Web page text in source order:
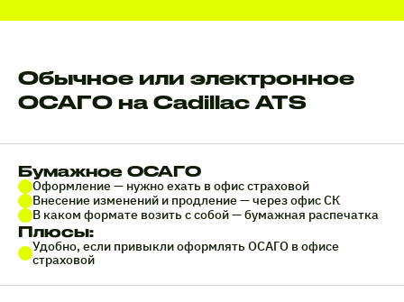
Обычное или электронное
ОСАГО на Cadillac ATS
Бумажное ОСАГО
Оформление — нужно ехать в офис страховой
Внесение изменений и продление — через офис СК
В каком формате возить с собой — бумажная распечатка
Плюсы:
Удобно, если привыкли оформлять ОСАГО в офисе
страховой